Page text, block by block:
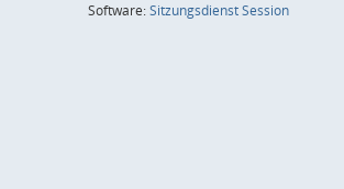
Software:SitzungsdienstSession(Wird in